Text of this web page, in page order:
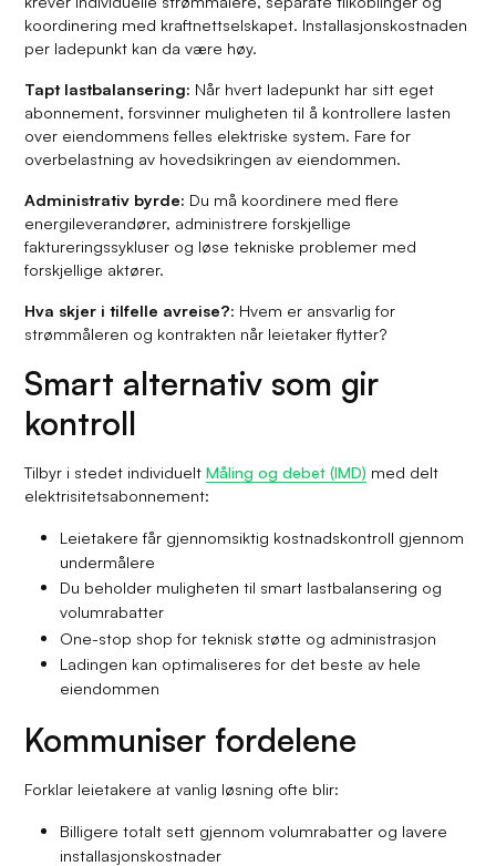
koordinering med kraftnettselskapet. Installasjonskostnaden
per ladepunkt kan da være høy.
Tapt lastbalansering: Når hvert ladepunkt har sitt eget
abonnement, forsvinner muligheten til å kontrollere lasten
over eiendommens felles elektriske system. Fare for
overbelastning av hovedsikringen av eiendommen.
Administrativ byrde: Du må koordinere med flere
energileverandører, administrere forskjellige
faktureringssykluser og løse tekniske problemer med
forskjellige aktører.
Hva skjer i tilfelle avreise?: Hvem er ansvarlig for
strømmåleren og kontrakten når leietaker flytter?
Smart alternativ som gir
kontroll
Tilbyr i stedet individueltMåling og debet (IMD) med delt
elektrisitetsabonnement:
Leietakere får gjennomsiktig kostnadskontroll gjennom
undermålere
Du beholder muligheten til smart lastbalansering og
volumrabatter
One-stop shop for teknisk støtte og administrasjon
Ladingen kan optimaliseres for det beste av hele
eiendommen
Kommuniser fordelene
Forklar leietakere at vanlig løsning ofte blir:
Billigere totalt sett gjennom volumrabatter og lavere
installasjonskostnader